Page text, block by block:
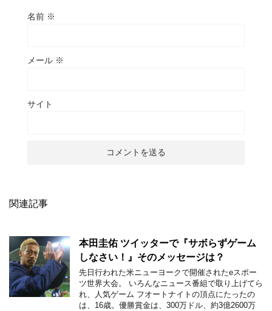
名前 ※
メール ※
サイト
関連記事
本田圭佑 ツイッターで『サボらずゲーム
しなさい！』そのメッセージは？
先日行われた米ニューヨークで開催されたeスポー
ツ世界大会。 いろんなニュース番組で取り上げてら
れ、人気ゲーム フオートナイトの頂点にたったの
は、16歳。優勝賞金は、300万ドル、約3億2600万